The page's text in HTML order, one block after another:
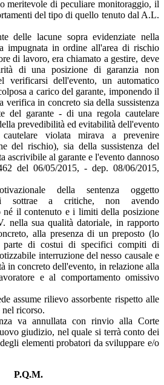
meritevole di peculiare monitoraggio, il
del tipo di quello tenuto dal A.L.
delle lacune sopra evidenziate nella
impugnata in ordine all'area di rischio
di lavoro, era chiamato a gestire, deve
di una posizione di garanzia non
verificarsi dell'evento, un automatico
a carico del garante, imponendo il
in concreto sia della sussistenza
del garante - di una regola cautelare
prevedibilità ed evitabilità dell'evento
violata mirava a prevenire
del rischio), sia della sussistenza del
ascrivibile al garante e l'evento dannoso
del 06/05/2015, - dep. 08/06/2015,
della sentenza oggetto
sottrae a critiche, non avendo
né il contenuto e i limiti della posizione
nella sua qualità datoriale, in rapporto
alla presenza di un preposto (lo
parte di costui di specifici compiti di
interruzione del nesso causale e
in concreto dell'evento, in relazione alla
e al comportamento omissivo
assume rilievo assorbente rispetto alle
ricorso.
va annullata con rinvio alla Corte
giudizio, nel quale si terrà conto dei
elementi probatori da sviluppare e/o
P.Q.M.